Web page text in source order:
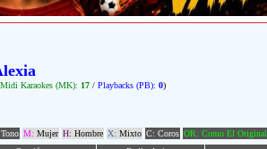
Midi Karaokes (MK): 17 / Playbacks (PB): 0)
M: Mujer H: Hombre X: Mixto C: Coros OR: Como El Original